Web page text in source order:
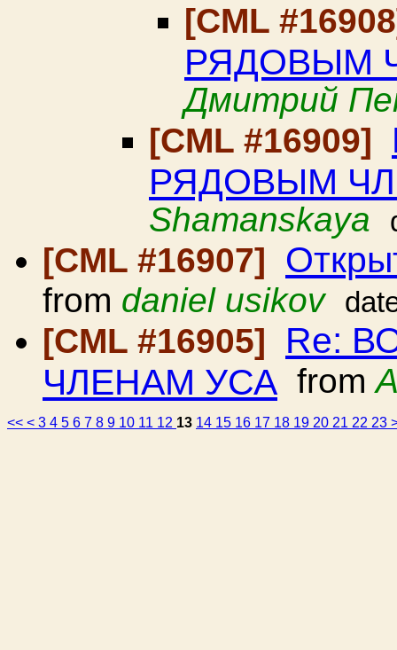
[CML
РЯДОВЫМ
Дмитрий
[CML #16909]
РЯДОВЫМ
Shamanskaya
[CML #16907]
from daniel usikov
[CML #16905] Re:
ЧЛЕНАМ УСА from
<< < 3 4 5 6 7 8 9 10 11 12 13 14 15 16 17 18 19 20 21 22 23